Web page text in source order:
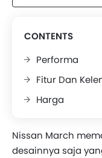
CONTENTS
Performa
Fitur Dan
Harga
Nissan March
desainnya saja